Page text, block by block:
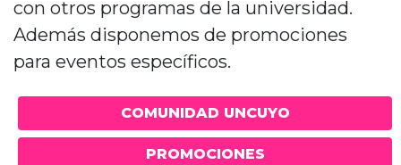
con otros programas de la universidad.
Además disponemos de promociones
para eventos específicos.
COMUNIDAD UNCUYO
PROMOCIONES